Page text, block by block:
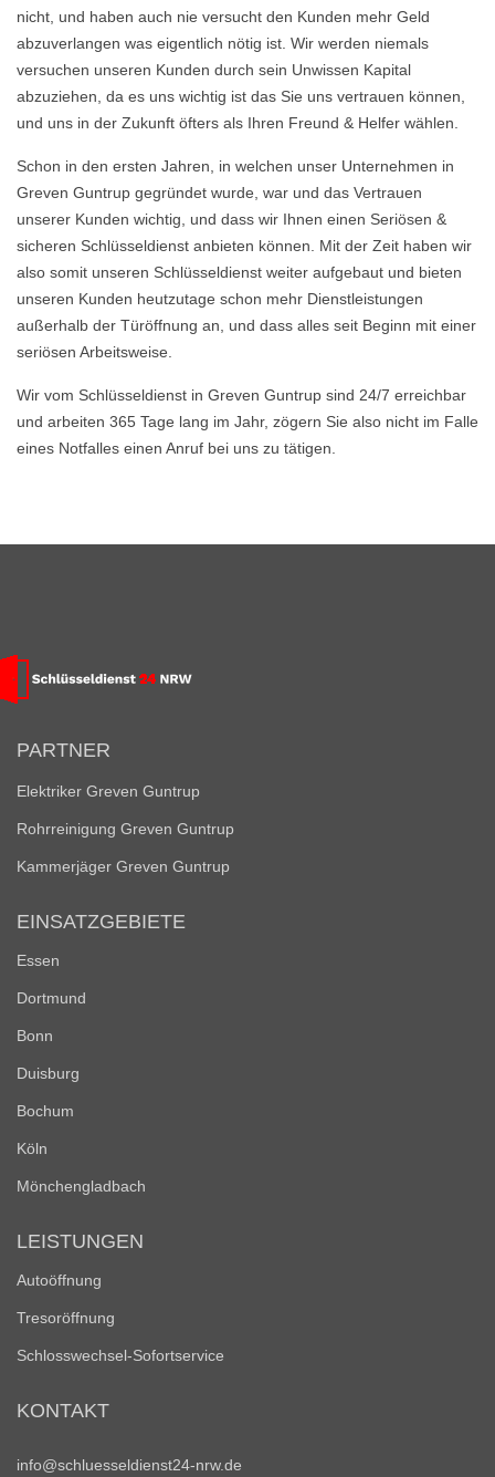
nicht, und haben auch nie versucht den Kunden mehr Geld
abzuverlangen was eigentlich nötig ist. Wir werden niemals
versuchen unseren Kunden durch sein Unwissen Kapital
abzuziehen, da es uns wichtig ist das Sie uns vertrauen können,
und uns in der Zukunft öfters als Ihren Freund & Helfer wählen.
Schon in den ersten Jahren, in welchen unser Unternehmen in
Greven Guntrup gegründet wurde, war und das Vertrauen
unserer Kunden wichtig, und dass wir Ihnen einen Seriösen &
sicheren Schlüsseldienst anbieten können. Mit der Zeit haben wir
also somit unseren Schlüsseldienst weiter aufgebaut und bieten
unseren Kunden heutzutage schon mehr Dienstleistungen
außerhalb der Türöffnung an, und dass alles seit Beginn mit einer
seriösen Arbeitsweise.
Wir vom Schlüsseldienst in Greven Guntrup sind 24/7 erreichbar
und arbeiten 365 Tage lang im Jahr, zögern Sie also nicht im Falle
eines Notfalles einen Anruf bei uns zu tätigen.
PARTNER
Elektriker Greven Guntrup
Rohrreinigung Greven Guntrup
Kammerjäger Greven Guntrup
EINSATZGEBIETE
Essen
Dortmund
Bonn
Duisburg
Bochum
Köln
Mönchengladbach
LEISTUNGEN
Autoöffnung
Tresoröffnung
Schlosswechsel-Sofortservice
KONTAKT
info@schluesseldienst24-nrw.de